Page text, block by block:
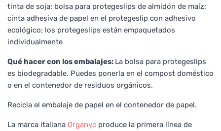
tinta de soja; bolsa para protegeslips de almidón de maíz;
cinta adhesiva de papel en el protegeslip con adhesivo
ecológico; los protegeslips están empaquetados
individualmente
Qué hacer con los embalajes: La bolsa para protegeslips
es biodegradable. Puedes ponerla en el compost doméstico
o en el contenedor de residuos orgánicos.
Recicla el embalaje de papel en el contenedor de papel.
La marca italiana Organyc produce la primera línea de